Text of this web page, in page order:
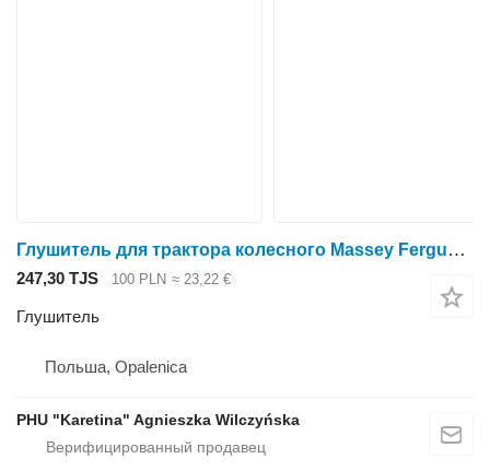
Глушитель для трактора колесного Massey Ferguson Massey Fergusson 8670
247,30 TJS 100 PLN ≈ 23,22 €
Глушитель
Польша, Opalenica
PHU "Karetina" Agnieszka Wilczyńska